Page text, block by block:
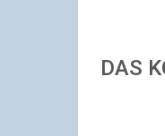
DAS